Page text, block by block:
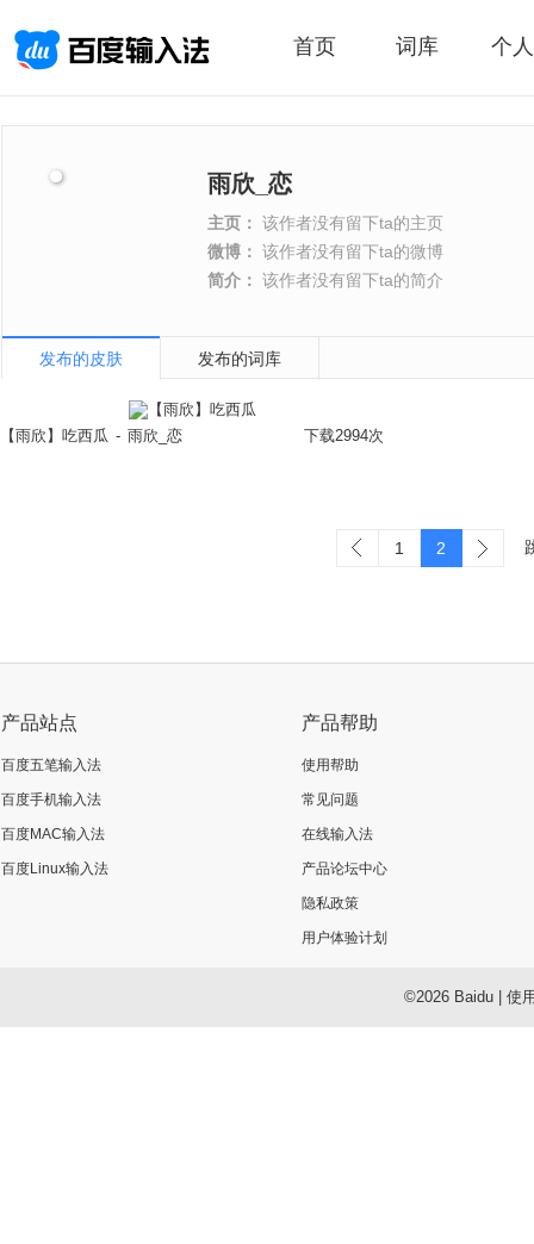
首页 词库 个
雨欣_恋
主页： 该作者没有留下ta的主页
微博： 该作者没有留下ta的微博
简介： 该作者没有留下ta的简介
发布的皮肤 发布的词库
【雨欣】吃西瓜 - 雨欣_恋 下载2994次
1 2
产品站点
百度五笔输入法
百度手机输入法
百度MAC输入法
百度Linux输入法
产品帮助
使用帮助
常见问题
在线输入法
产品论坛中心
隐私政策
用户体验计划
©2026 Baidu| 使